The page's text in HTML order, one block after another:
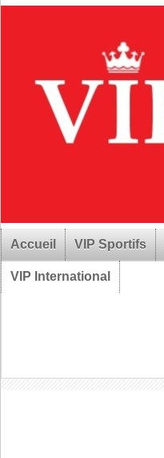
Accueil VIP Sportifs
VIP International